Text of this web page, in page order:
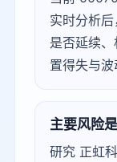
实时分析
是否延续
置得失与波
主要风险
研究 正虹